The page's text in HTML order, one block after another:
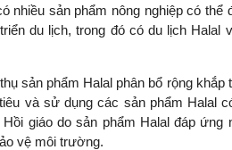
nhiều sản phẩm nông nghiệp có thể
du lịch, trong đó có du lịch Halal
sản phẩm Halal phân bổ rộng
và sử dụng các sản phẩm Halal
giáo do sản phẩm Halal đáp ứng
vệ môi trường.